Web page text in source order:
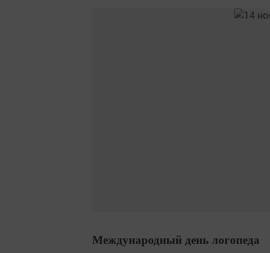
Международный день логопеда